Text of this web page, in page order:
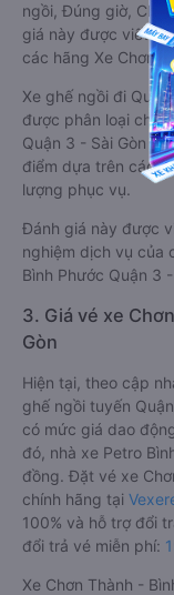
ngồi, Đúng giờ,
giá này được viết
các hãng Xe Chơn
Xe ghế ngồi đi
được phân loại chất
Quận 3 - Sài Gòn
điểm dựa trên các
lượng phục vụ.
Đánh giá này được
nghiệm dịch vụ của
Bình Phước Quận 3 -
3. Giá vé xe
Gòn
Hiện tại, theo cập
ghế ngồi tuyến
có mức giá dao
đó, nhà xe Petro
đồng. Đặt vé xe
chính hãng tại
100% và hỗ trợ đổi
đổi trả vé miễn phí:
Xe Chơn Thành -